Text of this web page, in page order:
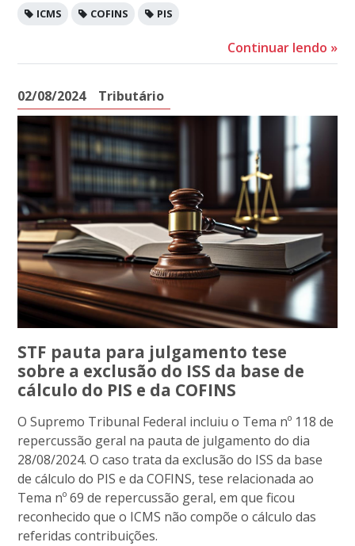
ICMS COFINS PIS
Continuar lendo »
02/08/2024 Tributário
STF pauta para julgamento tese
sobre a exclusão do ISS da base de
cálculo do PIS e da COFINS
O Supremo Tribunal Federal incluiu o Tema nº 118 de
repercussão geral na pauta de julgamento do dia
28/08/2024. O caso trata da exclusão do ISS da base
de cálculo do PIS e da COFINS, tese relacionada ao
Tema nº 69 de repercussão geral, em que ficou
reconhecido que o ICMS não compõe o cálculo das
referidas contribuições.